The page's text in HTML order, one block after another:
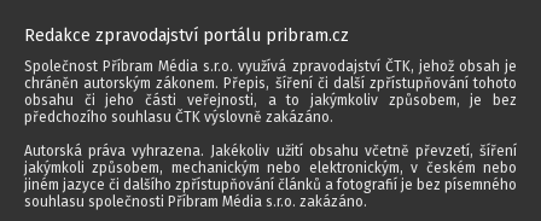
Redakce zpravodajství portálu pribram.cz
Společnost Příbram Média s.r.o. využívá zpravodajství ČTK, jehož obsah je
chráněn autorským zákonem. Přepis, šíření či další zpřístupňování tohoto
obsahu či jeho části veřejnosti, a to jakýmkoliv způsobem, je bez
předchozího souhlasu ČTK výslovně zakázáno.
Autorská práva vyhrazena. Jakékoliv užití obsahu včetně převzetí, šíření
jakýmkoli způsobem, mechanickým nebo elektronickým, v českém nebo
jiném jazyce či dalšího zpřístupňování článků a fotografií je bez písemného
souhlasu společnosti Příbram Média s.r.o. zakázáno.